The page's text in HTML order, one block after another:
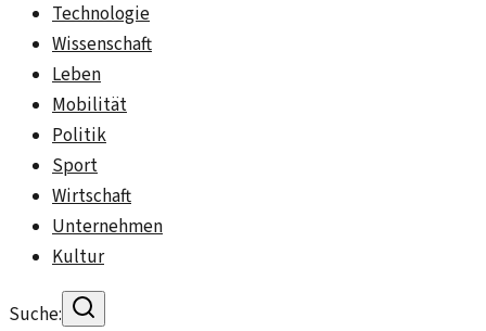
Technologie
Wissenschaft
Leben
Mobilität
Politik
Sport
Wirtschaft
Unternehmen
Kultur
Suche: